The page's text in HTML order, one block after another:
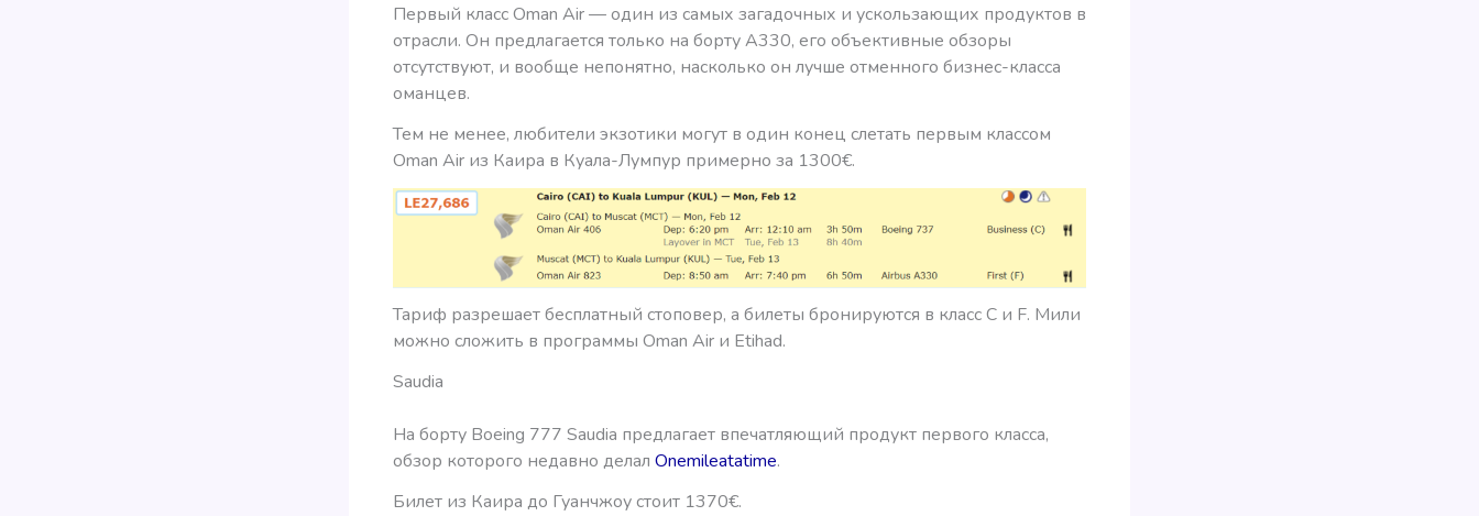
Первый класс Oman Air — один из самых загадочных и ускользающих продуктов в
отрасли. Он предлагается только на борту А330, его объективные обзоры
отсутствуют, и вообще непонятно, насколько он лучше отменного бизнес-класса
оманцев.
Тем не менее, любители экзотики могут в один конец слетать первым классом
Oman Air из Каира в Куала-Лумпур примерно за 1300€.
Тариф разрешает бесплатный стоповер, а билеты бронируются в класс C и F. Мили
можно сложить в программы Oman Air и Etihad.
Saudia
На борту Boeing 777 Saudia предлагает впечатляющий продукт первого класса,
обзор которого недавно делал Onemileatatime.
Билет из Каира до Гуанчжоу стоит 1370€.